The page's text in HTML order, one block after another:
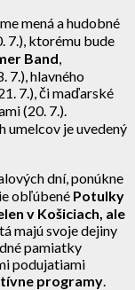
mená a hudobné
7.), ktorému bude
Band
7.), hlavného
7.), či maďarské
(20. 7.).
umelcov je uvedený
dní, ponúkne
obľúbené Potulky
v Košiciach, ale
majú svoje dejiny
pamiatky
podujatiami
programy